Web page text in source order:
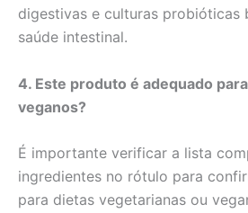
digestivas e culturas probióticas
saúde intestinal.
4. Este produto é adequado
veganos?
É importante verificar a lista
ingredientes no rótulo para
para dietas vegetarianas ou